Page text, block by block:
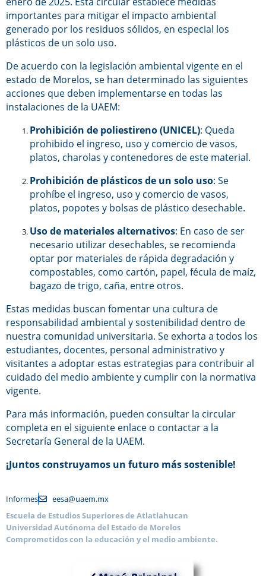
importantes para mitigar el impacto ambiental
generado por los residuos sólidos, en especial los
plásticos de un solo uso.
De acuerdo con la legislación ambiental vigente en el
estado de Morelos, se han determinado las siguientes
acciones que deben implementarse en todas las
instalaciones de la UAEM:
Prohibición de poliestireno (UNICEL): Queda
prohibido el ingreso, uso y comercio de vasos,
platos, charolas y contenedores de este material.
Prohibición de plásticos de un solo uso: Se
prohíbe el ingreso, uso y comercio de vasos,
platos, popotes y bolsas de plástico desechable.
Uso de materiales alternativos: En caso de ser
necesario utilizar desechables, se recomienda
optar por materiales de rápida degradación y
compostables, como cartón, papel, fécula de maíz,
bagazo de trigo, caña, entre otros.
Estas medidas buscan fomentar una cultura de
responsabilidad ambiental y sostenibilidad dentro de
nuestra comunidad universitaria. Se exhorta a todos los
estudiantes, docentes, personal administrativo y
visitantes a adoptar estas estrategias para contribuir al
cuidado del medio ambiente y cumplir con la normativa
vigente.
Para más información, pueden consultar la circular
completa en el siguiente enlace o contactar a la
Secretaría General de la UAEM.
¡Juntos construyamos un futuro más sostenible!
Informes
eesa@uaem.mx
Escuela de Estudios Superiores de Atlatlahucan
Universidad Autónoma del Estado de Morelos
Comprometidos con la educación y el medio ambiente.